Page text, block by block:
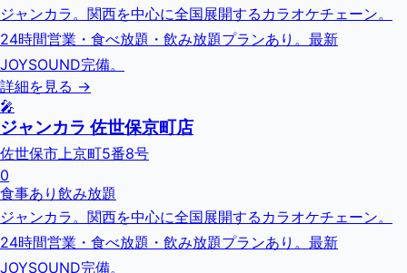
ジャンカラ。関西を中心に全国展開するカラオケチェーン。
24時間営業・食べ放題・飲み放題プランあり。最新
JOYSOUND完備。
詳細を見る →
🎤
ジャンカラ 佐世保京町店
佐世保市上京町5番8号
0
食事あり 飲み放題
ジャンカラ。関西を中心に全国展開するカラオケチェーン。
24時間営業・食べ放題・飲み放題プランあり。最新
JOYSOUND完備。